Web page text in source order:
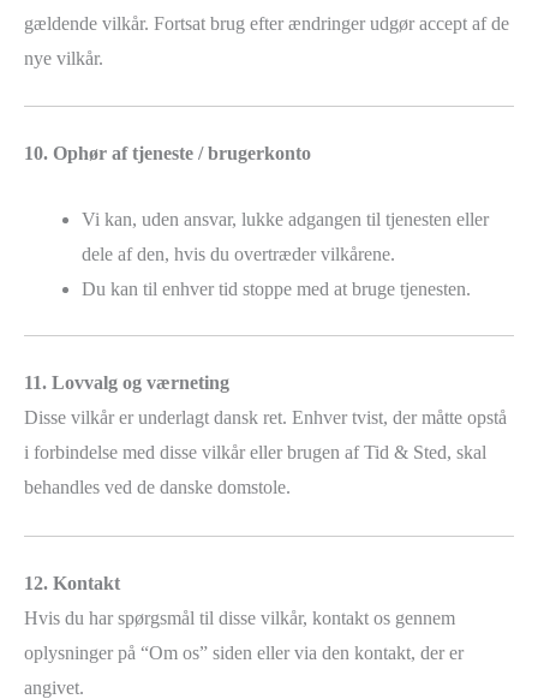
gældende vilkår. Fortsat brug efter ændringer udgør accept af de
nye vilkår.
10. Ophør af tjeneste / brugerkonto
Vi kan, uden ansvar, lukke adgangen til tjenesten eller
dele af den, hvis du overtræder vilkårene.
Du kan til enhver tid stoppe med at bruge tjenesten.
11. Lovvalg og værneting
Disse vilkår er underlagt dansk ret. Enhver tvist, der måtte opstå
i forbindelse med disse vilkår eller brugen af Tid & Sted, skal
behandles ved de danske domstole.
12. Kontakt
Hvis du har spørgsmål til disse vilkår, kontakt os gennem
oplysninger på “Om os” siden eller via den kontakt, der er
angivet.